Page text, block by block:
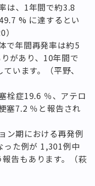
は、1年間で約3.8
% に達するとい
で年間再発率は約5
があり、10年間で
います。（平野、
栓症19.6 ％、アテロ
塞7.2 ％と報告され
ン期における再発例
った例が 1,301例中
告もあります。（萩